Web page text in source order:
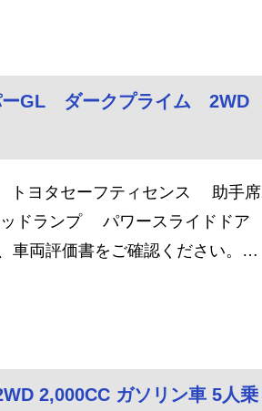
GL ダークプライム
ヨタセーフティセンス 助手
ドランプ パワースライドド
車両評価書をご確認ください。…
2,000CC ガソリン車 5人乗